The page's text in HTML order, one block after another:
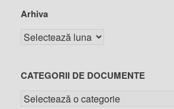
Arhiva
CATEGORII DE DOCUMENTE